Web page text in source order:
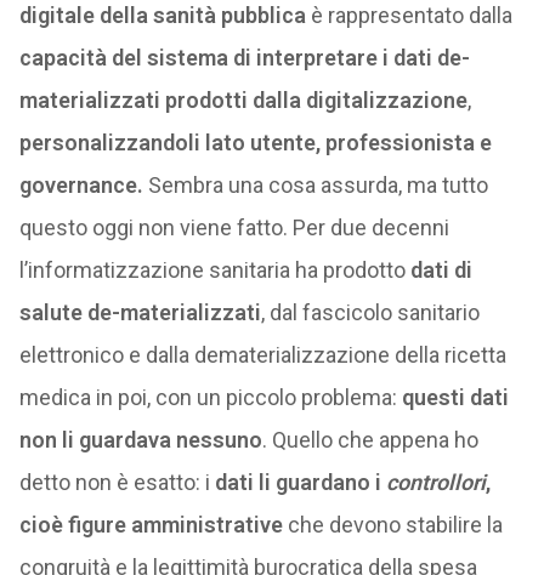
digitale della sanità pubblica è rappresentato dalla
capacità del sistema di interpretare i dati de-
materializzati prodotti dalla digitalizzazione,
personalizzandoli lato utente, professionista e
governance. Sembra una cosa assurda, ma tutto
questo oggi non viene fatto. Per due decenni
l’informatizzazione sanitaria ha prodottodati di
salute de-materializzati, dal fascicolo sanitario
elettronico e dalla dematerializzazione della ricetta
medica in poi, con un piccolo problema: questi dati
non li guardava nessuno. Quello che appena ho
detto non è esatto: i dati li guardano i controllori,
cioè figure amministrativeche devono stabilire la
congruità e la legittimità burocratica della spesa